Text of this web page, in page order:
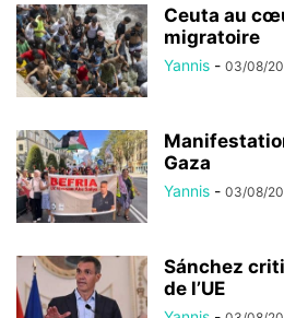
Ceuta au
migratoire
Yannis - 03/08/
Gaza
Yannis - 03/08/
Sánchez
de l’UE